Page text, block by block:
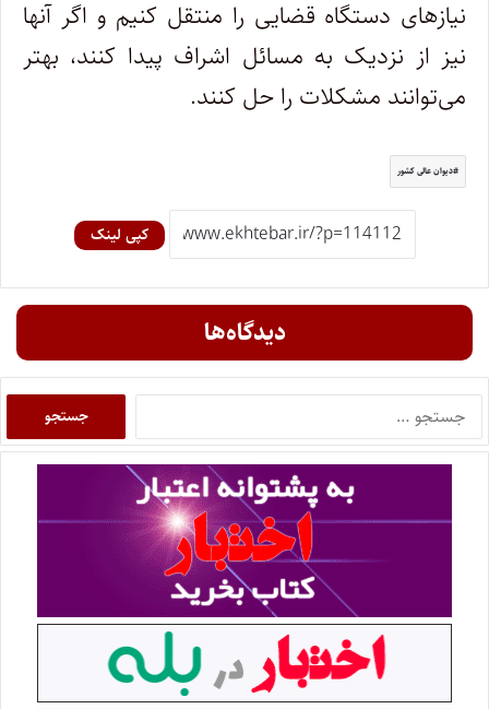
نیاز‌های دستگاه قضایی را منتقل کنیم و اگر آنها
نیز از نزدیک به مسائل اشراف پیدا کنند، بهتر
می‌توانند مشکلات را حل کنند.
دیوان عالی کشور
کپی لینک
دیدگاه‌ها